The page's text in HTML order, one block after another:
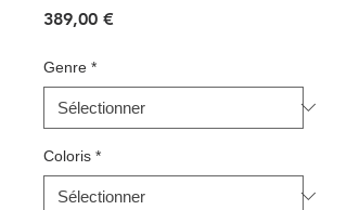
389,00 €
Genre *
Coloris *